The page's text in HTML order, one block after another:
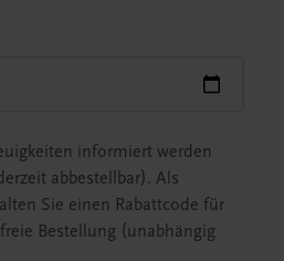
informiert werden
abbestellbar). Als
Sie einen Rabattcode für
Bestellung (unabhängig